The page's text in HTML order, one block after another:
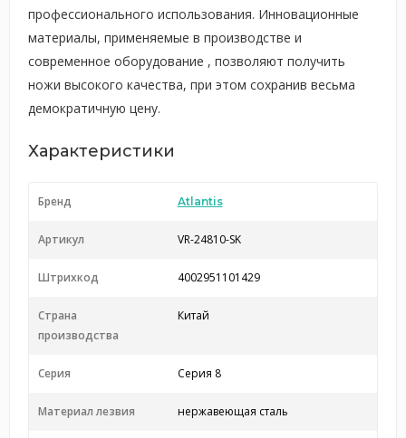
профессионального использования. Инновационные
материалы, применяемые в производстве и
современное оборудование , позволяют получить
ножи высокого качества, при этом сохранив весьма
демократичную цену.
Характеристики
Бренд Atlantis
Артикул VR-24810-SK
Штрихкод 4002951101429
Страна
производства
Китай
Серия Серия 8
Материал лезвия нержавеющая сталь